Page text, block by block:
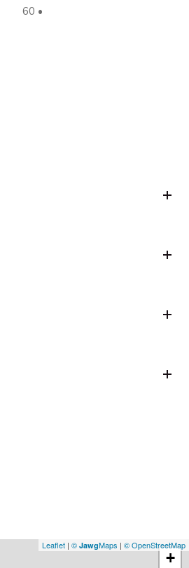
60 •
+
Leaflet | © JawgMaps | © OpenStreetMap